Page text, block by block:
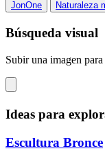
JonOne
Naturaleza
Búsqueda visual
Subir una imagen
Ideas para
Escultura Bronce